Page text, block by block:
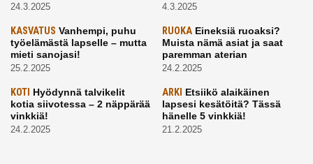
24.3.2025 4.3.2025
KASVATUS Vanhempi, puhu
työelämästä lapselle – mutta
mieti sanojasi!
25.2.2025
RUOKAEineksiä ruoaksi?
Muista nämä asiat ja saat
paremman aterian
24.2.2025
KOTI Hyödynnä talvikelit
kotia siivotessa – 2 näppärää
vinkkiä!
24.2.2025
ARKI Etsiikö alaikäinen
lapsesi kesätöitä? Tässä
hänelle 5 vinkkiä!
21.2.2025